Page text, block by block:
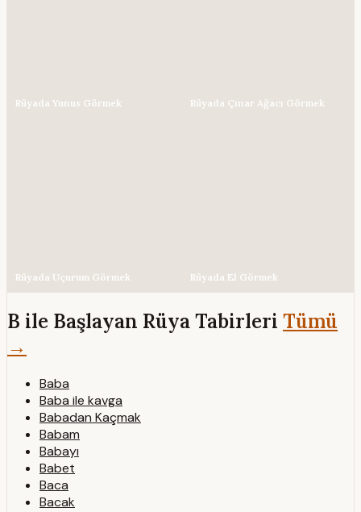
Rüyada Yunus Görmek Rüyada Çınar Ağacı Görmek
Rüyada Uçurum Görmek Rüyada El Görmek
B ile Başlayan Rüya Tabirleri Tümü
→
Baba
Baba ile kavga
Babadan Kaçmak
Babam
Babayı
Babet
Baca
Bacak